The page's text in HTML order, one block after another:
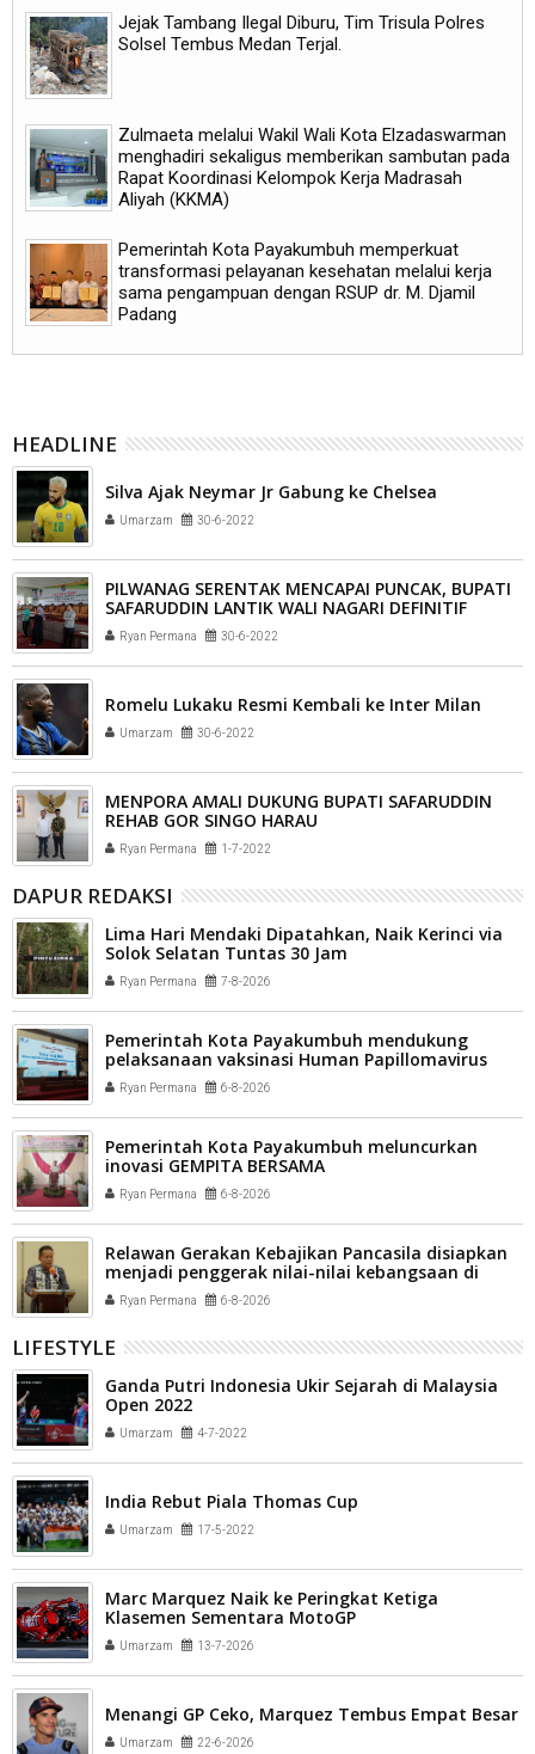
Jejak Tambang Ilegal Diburu, Tim Trisula Polres
Solsel Tembus Medan Terjal.
Zulmaeta melalui Wakil Wali Kota Elzadaswarman
menghadiri sekaligus memberikan sambutan pada
Rapat Koordinasi Kelompok Kerja Madrasah
Aliyah (KKMA)
Pemerintah Kota Payakumbuh memperkuat
transformasi pelayanan kesehatan melalui kerja
sama pengampuan dengan RSUP dr. M. Djamil
Padang
HEADLINE
Silva Ajak Neymar Jr Gabung ke Chelsea
Umarzam 30-6-2022
PILWANAG SERENTAK MENCAPAI PUNCAK, BUPATI
SAFARUDDIN LANTIK WALI NAGARI DEFINITIF
JUMAT, 01 JULI 2022
Ryan Permana 30-6-2022
Romelu Lukaku Resmi Kembali ke Inter Milan
Umarzam 30-6-2022
MENPORA AMALI DUKUNG BUPATI SAFARUDDIN
REHAB GOR SINGO HARAU
Ryan Permana 1-7-2022
DAPUR REDAKSI
Lima Hari Mendaki Dipatahkan, Naik Kerinci via
Solok Selatan Tuntas 30 Jam
Ryan Permana 7-8-2026
Pemerintah Kota Payakumbuh mendukung
pelaksanaan vaksinasi Human Papillomavirus
(HPV) bagi aparatur sipil negara (ASN) dan
masyarakat
Ryan Permana 6-8-2026
Pemerintah Kota Payakumbuh meluncurkan
inovasi GEMPITA BERSAMA
Ryan Permana 6-8-2026
Relawan Gerakan Kebajikan Pancasila disiapkan
menjadi penggerak nilai-nilai kebangsaan di
tengah masyarakat Kota Payakumbuh
Ryan Permana 6-8-2026
LIFESTYLE
Ganda Putri Indonesia Ukir Sejarah di Malaysia
Open 2022
Umarzam 4-7-2022
India Rebut Piala Thomas Cup
Umarzam 17-5-2022
Marc Marquez Naik ke Peringkat Ketiga
Klasemen Sementara MotoGP
Umarzam 13-7-2026
Menangi GP Ceko, Marquez Tembus Empat Besar
Umarzam 22-6-2026